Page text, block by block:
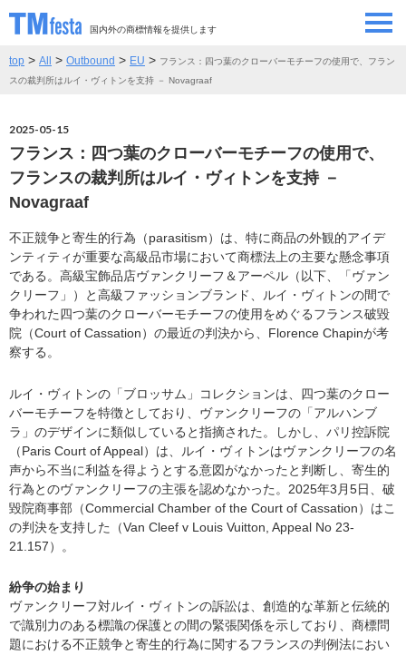
国内外の商標情報を提供します
SEMINAR/EVENT
CONTRIBUTORS 情報提供者
top > All > Outbound > EU > フランス：四つ葉のクローバーモチーフの使用で、フラン
スの裁判所はルイ・ヴィトンを支持 － Novagraaf
2025-05-15
フランス：四つ葉のクローバーモチーフの使用で、
フランスの裁判所はルイ・ヴィトンを支持 －
Novagraaf
不正競争と寄生的行為（parasitism）は、特に商品の外観的アイデ
ンティティが重要な高級品市場において商標法上の主要な懸念事項
である。高級宝飾品店ヴァンクリーフ＆アーペル（以下、「ヴァン
クリーフ」）と高級ファッションブランド、ルイ・ヴィトンの間で
争われた四つ葉のクローバーモチーフの使用をめぐるフランス破毀
院（Court of Cassation）の最近の判決から、Florence Chapinが考
察する。
ルイ・ヴィトンの「ブロッサム」コレクションは、四つ葉のクロー
バーモチーフを特徴としており、ヴァンクリーフの「アルハンブ
ラ」のデザインに類似していると指摘された。しかし、パリ控訴院
（Paris Court of Appeal）は、ルイ・ヴィトンはヴァンクリーフの名
声から不当に利益を得ようとする意図がなかったと判断し、寄生的
行為とのヴァンクリーフの主張を認めなかった。2025年3月5日、破
毀院商事部（Commercial Chamber of the Court of Cassation）はこ
の判決を支持した（Van Cleef v Louis Vuitton, Appeal No 23-
21.157）。
紛争の始まり
ヴァンクリーフ対ルイ・ヴィトンの訴訟は、創造的な革新と伝統的
で識別力のある標識の保護との間の緊張関係を示しており、商標問
題における不正競争と寄生的行為に関するフランスの判例法におい